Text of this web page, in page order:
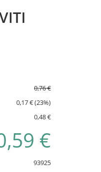
0,76 €
0,17 € (23%)
0,48 €
€
93925